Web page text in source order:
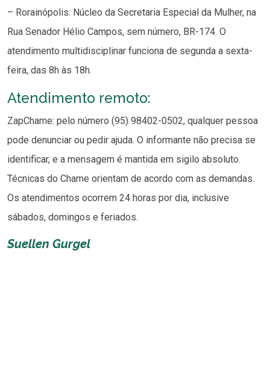
– Rorainópolis: Núcleo da Secretaria Especial da Mulher, na
Rua Senador Hélio Campos, sem número, BR-174. O
atendimento multidisciplinar funciona de segunda a sexta-
feira, das 8h às 18h.
Atendimento remoto:
ZapChame: pelo número (95) 98402-0502, qualquer pessoa
pode denunciar ou pedir ajuda. O informante não precisa se
identificar, e a mensagem é mantida em sigilo absoluto.
Técnicas do Chame orientam de acordo com as demandas.
Os atendimentos ocorrem 24 horas por dia, inclusive
sábados, domingos e feriados.
Suellen Gurgel